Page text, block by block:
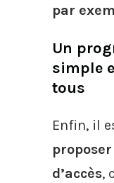
par
Un
simple
tous
Enfin, il
d’accès,